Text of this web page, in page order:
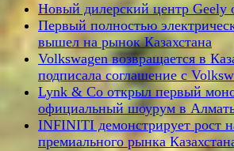
Новый дилерский центр Geely
Первый полностью
вышел на рынок Казахстана
Volkswagen возвращается в
подписала соглашение с
Lynk & Co открыл первый
официальный шоурум в
INFINITI демонстрирует рост
премиального рынка